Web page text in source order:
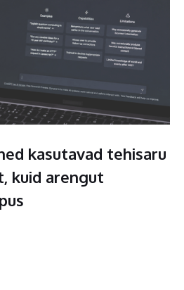
kasutavad tehisaru
kuid arengut